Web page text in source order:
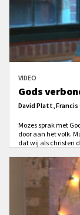
VIDEO
Gods
David Platt, Francis
Mozes sprak met
door aan het volk.
dat wij als christen
in jouw leven die
verhouding met